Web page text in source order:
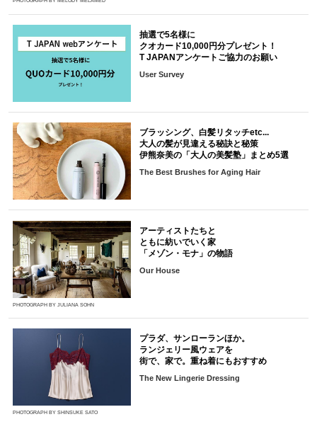
抽選で5名様に
クオカード10,000円分プレゼント！
T JAPANアンケートご協力のお願い
User Survey
ブラッシング、白髪リタッチetc...
大人の髪が見違える秘訣と秘策
伊熊奈美の「大人の美髪塾」まとめ5選
The Best Brushes for Aging Hair
PHOTOGRAPH BY JULIANA SOHN
アーティストたちと
ともに紡いでいく家
「メゾン・モナ」の物語
Our House
PHOTOGRAPH BY SHINSUKE SATO
プラダ、サンローランほか。
ランジェリー風ウェアを
街で、家で。重ね着にもおすすめ
The New Lingerie Dressing